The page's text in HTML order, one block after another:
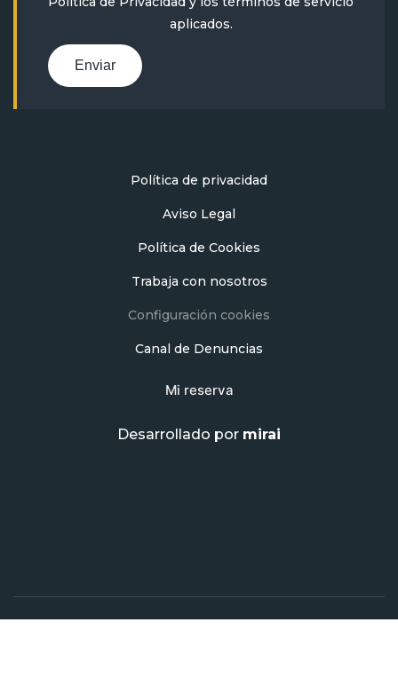
aplicados.
Enviar
Política de privacidad
Aviso Legal
Política de Cookies
Trabaja con nosotros
Configuración cookies
Canal de Denuncias
Mi reserva
Desarrollado por mirai